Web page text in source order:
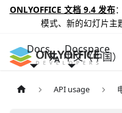
ONLYOFFICE 文档 9.4 发布
模式、新的幻灯片主
Docs Docspace
中文（中国）
API usage